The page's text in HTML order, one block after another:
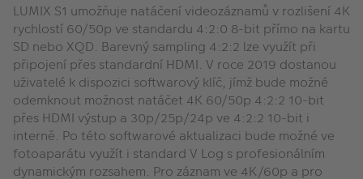
LUMIX S1 umožňuje natáčení videozáznamů v rozlišení 4K
rychlostí 60/50p ve standardu 4:2:0 8-bit přímo na kartu
SD nebo XQD. Barevný sampling 4:2:2 lze využít při
připojení přes standardní HDMI. V roce 2019 dostanou
uživatelé k dispozici softwarový klíč, jímž bude možné
odemknout možnost natáčet 4K 60/50p 4:2:2 10-bit
přes HDMI výstup a 30p/25p/24p ve 4:2:2 10-bit i
interně. Po této softwarové aktualizaci bude možné ve
fotoaparátu využít i standard V Log s profesionálním
dynamickým rozsahem. Pro záznam ve 4K/60p a pro